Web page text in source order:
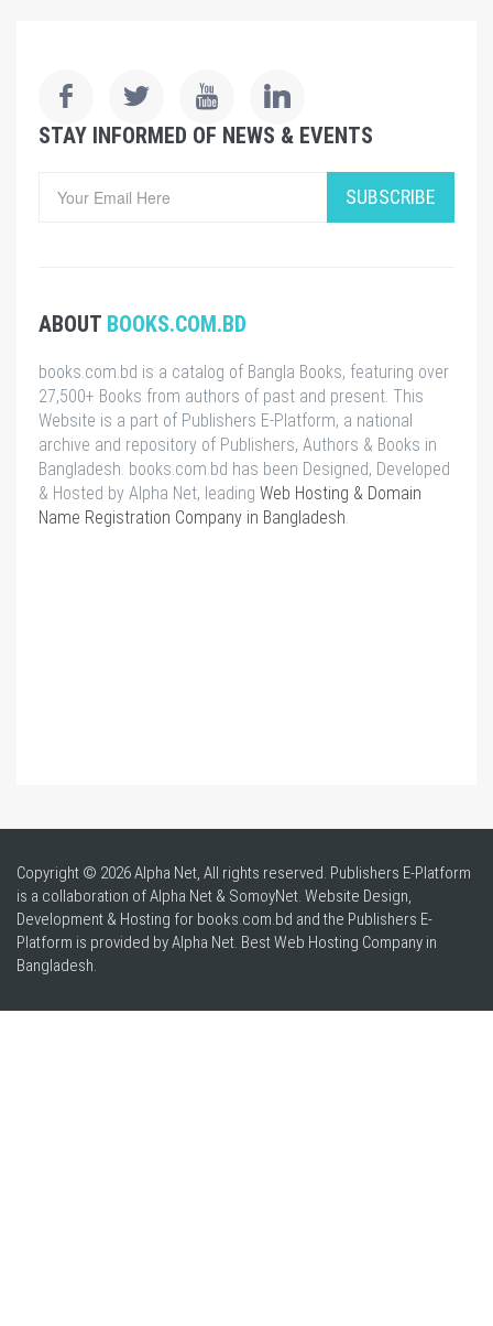
STAY INFORMED OF NEWS & EVENTS
SUBSCRIBE
ABOUT BOOKS.COM.BD
books.com.bd is a catalog of Bangla Books, featuring over
27,500+ Books from authors of past and present. This
Website is a part of Publishers E-Platform, a national
archive and repository of Publishers, Authors & Books in
Bangladesh. books.com.bd has been Designed, Developed
& Hosted by Alpha Net, leading Web Hosting & Domain
Name Registration Company in Bangladesh
Copyright © 2026 Alpha Net, All rights reserved. Publishers E-Platform
is a collaboration of Alpha Net & SomoyNet. Website Design,
Development & Hosting for books.com.bd and the Publishers E-
Platform is provided by Alpha Net. BestWeb Hosting Company in
Bangladesh.